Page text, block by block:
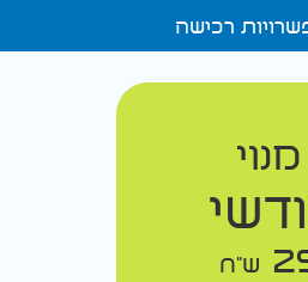
רכישה
מנוי
ש"ח